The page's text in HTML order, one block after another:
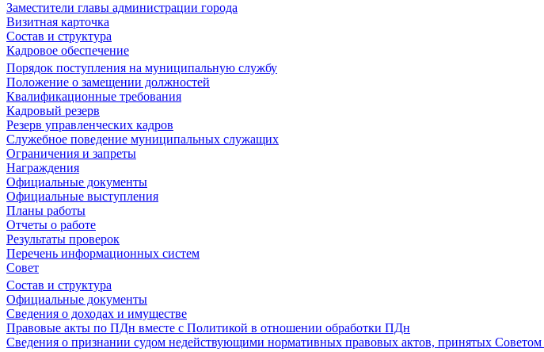
Заместители главы администрации города
Визитная карточка
Состав и структура
Кадровое обеспечение
Порядок поступления на муниципальную службу
Положение о замещении должностей
Квалификационные требования
Кадровый резерв
Резерв управленческих кадров
Служебное поведение муниципальных служащих
Ограничения и запреты
Награждения
Официальные документы
Официальные выступления
Планы работы
Отчеты о работе
Результаты проверок
Перечень информационных систем
Совет
Состав и структура
Официальные документы
Сведения о доходах и имуществе
Правовые акты по ПДн вместе с Политикой в отношении обработки ПДн
Сведения о признании судом недействующими нормативных правовых актов, принятых Советом